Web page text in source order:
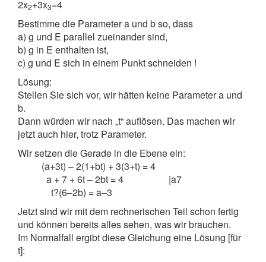
2x2+3x3=4
Bestimme die Parameter a und b so, dass
a) g und E parallel zueinander sind,
b) g in E enthalten ist,
c) g und E sich in einem Punkt schneiden !
Lösung:
Stellen Sie sich vor, wir hätten keine Parameter a und
b.
Dann würden wir nach „t“ auflösen. Das machen wir
jetzt auch hier, trotz Parameter.
Wir setzen die Gerade in die Ebene ein:
(a+3t) – 2(1+bt) + 3(3+t) = 4
a + 7 + 6t – 2bt = 4 |a7
t?(6–2b) = a–3
Jetzt sind wir mit dem rechnerischen Teil schon fertig
und können bereits alles sehen, was wir brauchen.
Im Normalfall ergibt diese Gleichung eine Lösung [für
t]: